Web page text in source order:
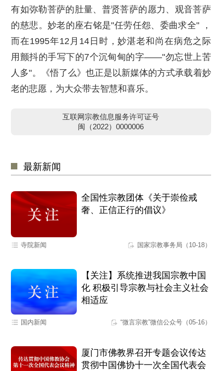
有如弥勒菩萨的肚量、普贤菩萨的愿力、观音菩萨
的慈悲。妙老的座右铭是"任劳任怨、委曲求全" ，
而在1995年12月14日时，妙湛老和尚在病危之际
用颤抖的手写下的7个沉甸甸的字——"勿忘世上苦
人多"。《悟了么》也正是以新媒体的方式承载着妙
老的悲愿，为大众带去智慧和喜乐。
互联网宗教信息服务许可证号
闽（2022）0000006
最新新闻
全国性宗教团体《关于崇俭戒
奢、正信正行的倡议》
国家宗教事务局（10-18）
寺院新闻
【关注】系统推进我国宗教中国
化 积极引导宗教与社会主义社会
相适应
“微言宗教”微信公众号（05-16）
国内新闻
厦门市佛教界召开专题会议传达
贯彻中国佛协十一次全国代表会